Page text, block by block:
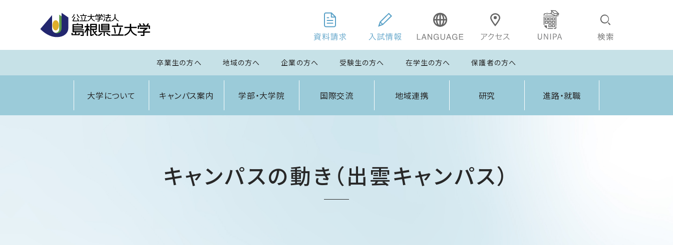
卒業生の方へ 地域の方へ 企業の方へ 受験生の方へ 在学生の方へ 保護者の方へ
大学について キャンパス案内 学部・大学院 国際交流 地域連携 研究 進路・就職
キャンパスの動き（出雲キャンパス）